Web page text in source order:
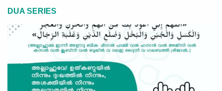
DUA SERIES